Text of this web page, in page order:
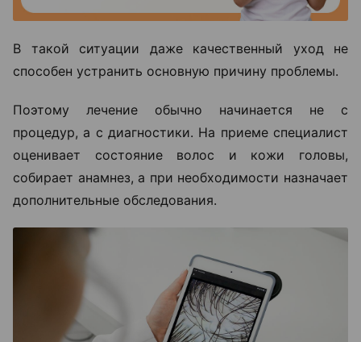
В такой ситуации даже качественный уход не
способен устранить основную причину проблемы.
Поэтому лечение обычно начинается не с
процедур, а с диагностики. На приеме специалист
оценивает состояние волос и кожи головы,
собирает анамнез, а при необходимости назначает
дополнительные обследования.